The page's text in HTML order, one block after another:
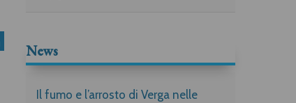
News
Il fumo e l’arrosto di Verga nelle